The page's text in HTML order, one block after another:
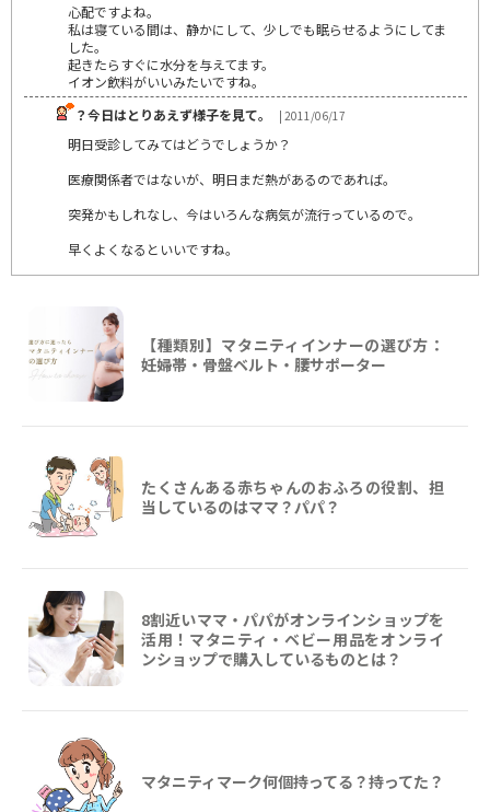
心配ですよね。
私は寝ている間は、静かにして、少しでも眠らせるようにしてま
した。
起きたらすぐに水分を与えてます。
イオン飲料がいいみたいですね。
？今日はとりあえず様子を見て。
| 2011/06/17
明日受診してみてはどうでしょうか？
医療関係者ではないが、明日まだ熱があるのであれば。
突発かもしれなし、今はいろんな病気が流行っているので。
早くよくなるといいですね。
【種類別】マタニティインナーの選び方：
妊婦帯・骨盤ベルト・腰サポーター
たくさんある赤ちゃんのおふろの役割、担
当しているのはママ？パパ？
8割近いママ・パパがオンラインショップを
活用！マタニティ・ベビー用品をオンライ
ンショップで購入しているものとは？
マタニティマーク何個持ってる？持ってた？